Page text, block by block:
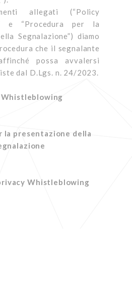
allegati (“Policy
e “Procedura per la
Segnalazione”) diamo
che il segnalante
possa avvalersi
dal D.Lgs. n. 24/2023.
Whistleblowing
la presentazione della
Whistleblowing